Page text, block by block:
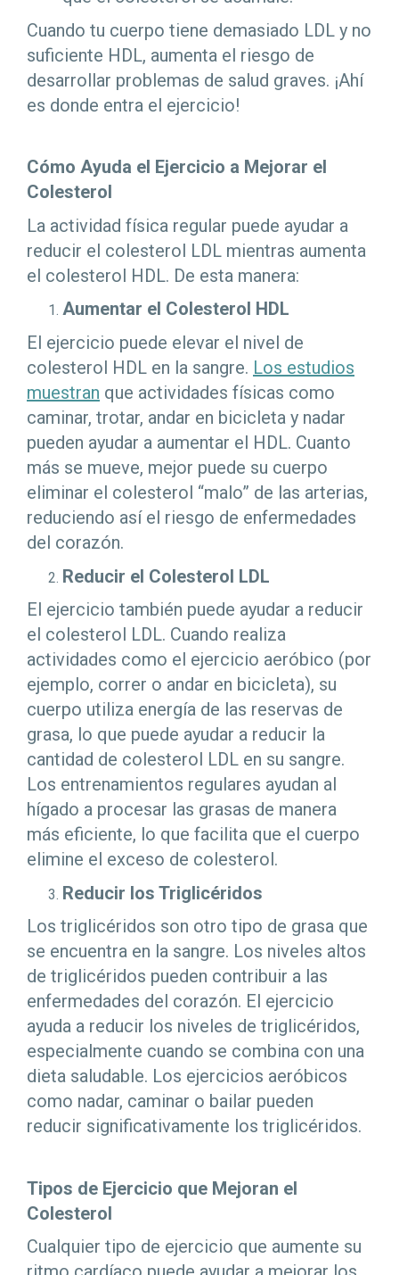
Cuando tu cuerpo tiene demasiado LDL y no
suficiente HDL, aumenta el riesgo de
desarrollar problemas de salud graves. ¡Ahí
es donde entra el ejercicio!
Cómo Ayuda el Ejercicio a Mejorar el
Colesterol
La actividad física regular puede ayudar a
reducir el colesterol LDL mientras aumenta
el colesterol HDL. De esta manera:
Aumentar el Colesterol HDL
El ejercicio puede elevar el nivel de
colesterol HDL en la sangre. Los estudios
muestran que actividades físicas como
caminar, trotar, andar en bicicleta y nadar
pueden ayudar a aumentar el HDL. Cuanto
más se mueve, mejor puede su cuerpo
eliminar el colesterol “malo” de las arterias,
reduciendo así el riesgo de enfermedades
del corazón.
Reducir el Colesterol LDL
El ejercicio también puede ayudar a reducir
el colesterol LDL. Cuando realiza
actividades como el ejercicio aeróbico (por
ejemplo, correr o andar en bicicleta), su
cuerpo utiliza energía de las reservas de
grasa, lo que puede ayudar a reducir la
cantidad de colesterol LDL en su sangre.
Los entrenamientos regulares ayudan al
hígado a procesar las grasas de manera
más eficiente, lo que facilita que el cuerpo
elimine el exceso de colesterol.
Reducir los Triglicéridos
Los triglicéridos son otro tipo de grasa que
se encuentra en la sangre. Los niveles altos
de triglicéridos pueden contribuir a las
enfermedades del corazón. El ejercicio
ayuda a reducir los niveles de triglicéridos,
especialmente cuando se combina con una
dieta saludable. Los ejercicios aeróbicos
como nadar, caminar o bailar pueden
reducir significativamente los triglicéridos.
Tipos de Ejercicio que Mejoran el
Colesterol
Cualquier tipo de ejercicio que aumente su